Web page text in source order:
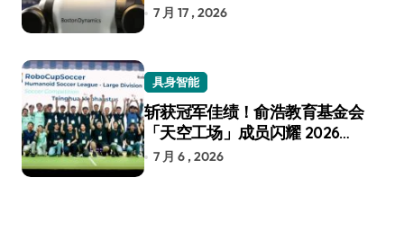
7 月 17 , 2026
具身智能
斩获冠军佳绩！俞浩教育基金会
「天空工场」成员闪耀 2026
RoboCup 机器人世界杯
7 月 6 , 2026